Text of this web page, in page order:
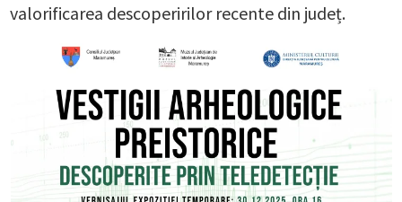
valorificarea descoperirilor recente din județ.